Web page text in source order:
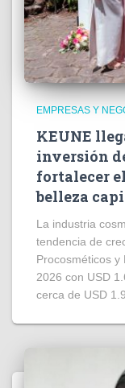
EMPRESAS Y
KEUNE
inversión
fortalecer
belleza
La industria
tendencia de
Procosméticos
2026 con USD
cerca de USD